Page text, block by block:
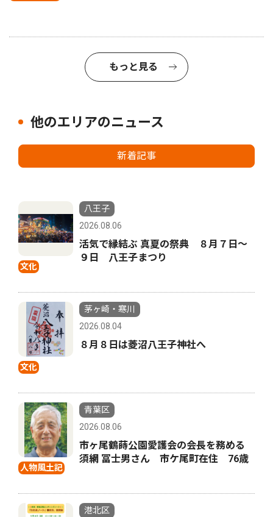
もっと見る
他のエリアのニュース
新着記事
文化
八王子
2026.08.06
活気で縁結ぶ 真夏の祭典 ８月７日〜
９日 八王子まつり
文化
茅ヶ崎・寒川
2026.08.04
８月８日は菱沼八王子神社へ
人物風土記
青葉区
2026.08.06
市ヶ尾鶴蒔公園愛護会の会長を務める
須網 冨士男さん 市ケ尾町在住 76歳
港北区